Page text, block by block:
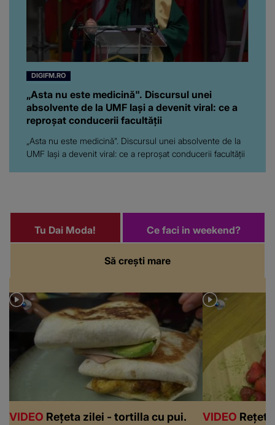
DIGIFM.RO
„Asta nu este medicină". Discursul unei
absolvente de la UMF Iași a devenit viral: ce a
reproșat conducerii facultății
„Asta nu este medicină". Discursul unei absolvente de la
UMF Iași a devenit viral: ce a reproșat conducerii facultății
Să crești mare
Tu Dai Moda! Ce faci in weekend?
VIDEO Rețeta zilei - tortilla cu pui.
VIDEO